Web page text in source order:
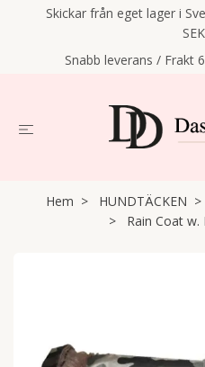
Skickar från eget lager i
SEK
Snabb leverans / Frakt
Hem HUNDTÄCKEN
Rain Coat w.